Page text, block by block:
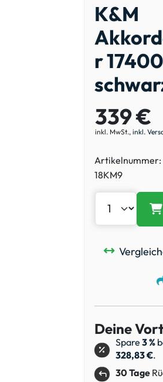
K&M
r
339 €
inkl. MwSt., inkl.
Artikelnummer:
18KM9
Deine
Spare 3 %
328,83 €.
30 Tage